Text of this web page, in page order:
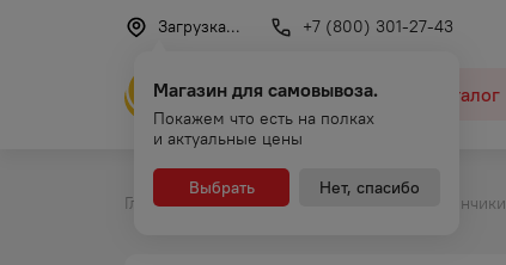
Загрузка... +7 (800) 301-27-43
Каталог
Магазин для самовывоза.
Покажем что есть на полках
и актуальные цены
Выбрать Нет, спасибо
Главная Каталог Шоколадные батончики